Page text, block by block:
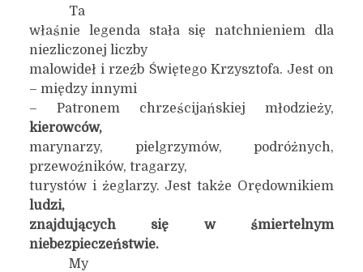
Ta
właśnie legenda stała się natchnieniem dla
niezliczonej liczby
malowideł i rzeźb Świętego Krzysztofa. Jest on
– między innymi
– Patronem chrześcijańskiej młodzieży,
kierowców,
marynarzy, pielgrzymów, podróżnych,
przewoźników, tragarzy,
turystów i żeglarzy. Jest także Orędownikiem
ludzi,
znajdujących się w śmiertelnym
niebezpieczeństwie.
My